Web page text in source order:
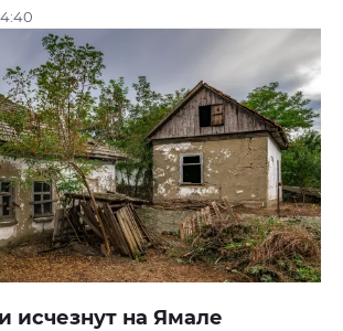
исчезнут на Ямале